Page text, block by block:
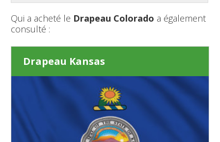
Qui a acheté le Drapeau Colorado a également
consulté :
Drapeau Kansas